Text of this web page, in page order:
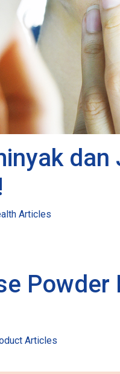
Articles
Articles